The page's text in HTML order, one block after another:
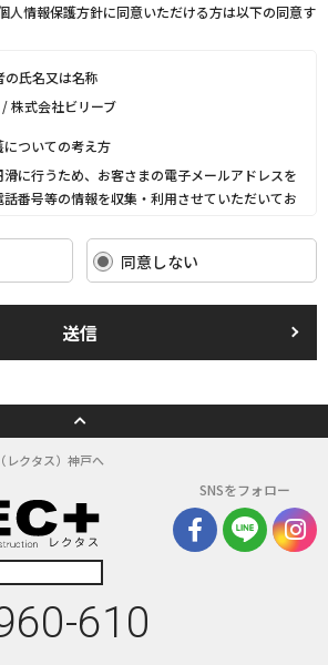
人情報保護方針に同意いただける方は以下の同意す
の氏名又は名称
株式会社ビリーブ
についての考え方
に行うため、お客さまの電子メールアドレスを
番号等の情報を収集・利用させていただいてお
の個人情報（以下「お客さま情報」といいま
な責務と認識し、この責務を果たすために、次
り扱います。また、適宜取扱いの改善に努めま
しても適切にお客さま情報を取り扱うように要
際しては、利用目的を特定して通知または公表
紛失、改ざん等を防止するために必要な 対策を
ます。
について、お客さま本人からの開示、訂正、削
定の窓口でお受けして、誠意をもって対応いたし
に従ってお客さま情報の取り扱いをいたします。
的
同意しない
送信
レクタス）神戸へ
SNSをフォロー
610